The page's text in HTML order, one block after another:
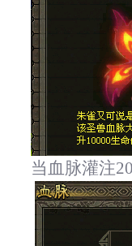
当血脉灌注